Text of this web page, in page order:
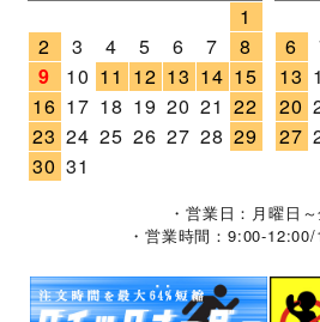
1
2
3 4 5 6 7
8
9
10 11 12 13 14 15
16 17 18 19 20 21 22
23 24 25 26 27 28 29
30 31
6
13
20
27
・営業日：月曜日
・営業時間：9:00-